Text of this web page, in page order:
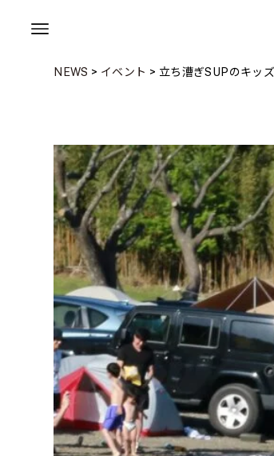
NEWS > イベント > 立ち漕ぎSUPのキッ